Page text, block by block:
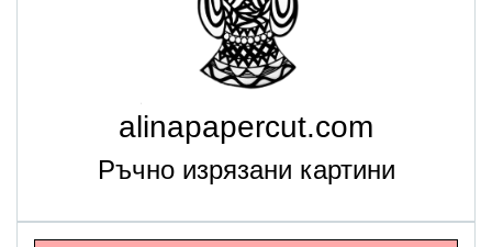
alinapapercut.com
Ръчно изрязани картини